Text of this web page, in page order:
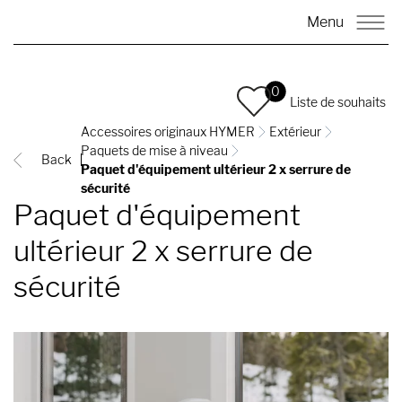
Menu
0
Liste de souhaits
Back
Accessoires originaux HYMER
Extérieur
Paquets de mise à niveau
Paquet d'équipement ultérieur 2 x serrure de
sécurité
Paquet d'équipement
ultérieur 2 x serrure de
sécurité